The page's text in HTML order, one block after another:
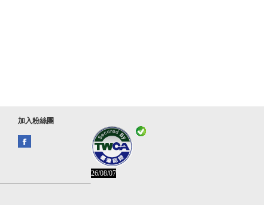
加入粉絲團
26/08/07